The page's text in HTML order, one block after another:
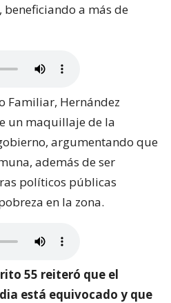
beneficiando a más de
Familiar, Hernández
un maquillaje de la
argumentando que
además de ser
políticos públicas
en la zona.
55 reiteró que el
está equivocado y que